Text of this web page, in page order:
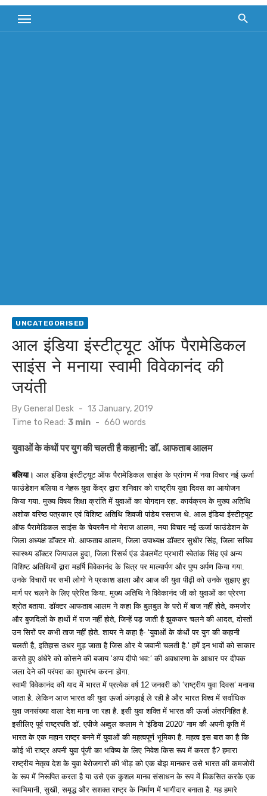
UNCATEGORISED
आल इंडिया इंस्टीट्यूट ऑफ पैरामेडिकल
साइंस ने मनाया स्वामी विवेकानंद की
जयंती
ByGeneral Desk
Posted
on
13 January, 2019
Time to Read: 3 min - 660 words
युवाओं के कंधों पर युग की चलती है कहानी: डॉ. आफताब आलम
बलिया। आल इंडिया इंस्टीट्यूट ऑफ पैरामेडिकल साइंस के प्रांगण में नया विचार नई ऊर्जा
फाउंडेशन बलिया व नेहरू युवा केंद्र द्वारा शनिवार को राष्ट्रीय युवा दिवस का आयोजन
किया गया. मुख्य विषय शिक्षा क्रांति में युवाओं का योगदान रहा. कार्यक्रम के मुख्य अतिथि
अशोक वरिष्ठ पत्रकार एवं विशिष्ट अतिथि शिवजी पांडेय रसराज थे. आल इंडिया इंस्टीट्यूट
ऑफ पैरामेडिकल साइंस के चेयरमैन मो मेराज आलम, नया विचार नई ऊर्जा फाउंडेशन के
जिला अध्यक्ष डॉक्टर मो. आफताब आलम, जिला उपाध्यक्ष डॉक्टर सुधीर सिंह, जिला सचिव
स्वास्थ्य डॉक्टर जियाउल हुदा, जिला रिसर्च एंड डेवलमेंट प्रभारी स्वेतांक सिंह एवं अन्य
विशिष्ट अतिथियों द्वारा महर्षि विवेकानंद के चित्र पर माल्यार्पण और पुष्प अर्पण किया गया.
उनके विचारों पर सभी लोगो ने प्रकाश डाला और आज की युवा पीढ़ी को उनके सुझाए हुए
मार्ग पर चलने के लिए प्रेरित किया. मुख्य अतिथि ने विवेकानंद जी को युवाओं का प्रेरणा
श्रोत बताया. डॉक्टर आफताब आलम ने कहा कि बुलबुल के परो में बाज नहीं होते, कमजोर
और बुजदिलों के हाथों में राज नहीं होते, जिन्हें पड़ जाती है झुककर चलने की आदत, दोस्तों
उन सिरों पर कभी ताज नहीं होते. शायर ने कहा है- ‘युवाओं के कंधों पर युग की कहानी
चलती है, इतिहास उधर मुड़ जाता है जिस ओर ये जवानी चलती है.‘ हमें इन भावों को साकार
करते हुए अंधेरे को कोसने की बजाय ‘अप्प दीपो भव:‘ की अवधारणा के आधार पर दीपक
जला देने की परंपरा का शुभारंभ करना होगा.
स्वामी विवेकानंद की याद में भारत में प्रत्येक वर्ष 12 जनवरी को ‘राष्ट्रीय युवा दिवस‘ मनाया
जाता है. लेकिन आज भारत की युवा ऊर्जा अंगड़ाई ले रही है और भारत विश्व में सर्वाधिक
युवा जनसंख्या वाला देश माना जा रहा है. इसी युवा शक्ति में भारत की ऊर्जा अंतरनिहित है.
इसीलिए पूर्व राष्ट्रपति डॉ. एपीजे अब्दुल कलाम ने ‘इंडिया 2020‘ नाम की अपनी कृति में
भारत के एक महान राष्ट्र बनने में युवाओं की महत्वपूर्ण भूमिका है. महत्व इस बात का है कि
कोई भी राष्ट्र अपनी युवा पूंजी का भविष्य के लिए निवेश किस रूप में करता है? हमारा
राष्ट्रीय नेतृत्व देश के युवा बेरोजगारों की भीड़ को एक बोझ मानकर उसे भारत की कमजोरी
के रूप में निरूपित करता है या उसे एक कुशल मानव संसाधन के रूप में विकसित करके एक
स्वाभिमानी, सुखी, समृद्ध और सशक्त राष्ट्र के निर्माण में भागीदार बनाता है. यह हमारे